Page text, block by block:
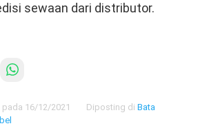
sewaan dari distributor.
16/12/2021 Diposting di Bata